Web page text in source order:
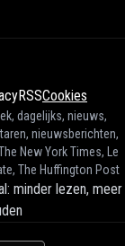
RSSCookies
dagelijks, nieuws,
nieuwsberichten,
New York Times, Le
The Huffington Post
minder lezen, meer